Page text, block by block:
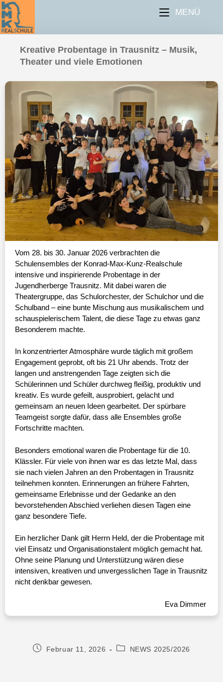
MENÜ
Kreative Probentage in Trausnitz – Musik,
Theater und viele Emotionen
Vom 28. bis 30. Januar 2026 verbrachten die
Schulensembles der Konrad-Max-Kunz-Realschule
intensive und inspirierende Probentage in der
Jugendherberge Trausnitz. Mit dabei waren die
Theatergruppe, das Schulorchester, der Schulchor und die
Schulband – eine bunte Mischung aus musikalischem und
schauspielerischem Talent, die diese Tage zu etwas ganz
Besonderem machte.
In konzentrierter Atmosphäre wurde täglich mit großem
Engagement geprobt, oft bis 21 Uhr abends. Trotz der
langen und anstrengenden Tage zeigten sich die
Schülerinnen und Schüler durchweg fleißig, produktiv und
kreativ. Es wurde gefeilt, ausprobiert, gelacht und
gemeinsam an neuen Ideen gearbeitet. Der spürbare
Teamgeist sorgte dafür, dass alle Ensembles große
Fortschritte machten.
Besonders emotional waren die Probentage für die 10.
Klässler. Für viele von ihnen war es das letzte Mal, dass
sie nach vielen Jahren an den Probentagen in Trausnitz
teilnehmen konnten. Erinnerungen an frühere Fahrten,
gemeinsame Erlebnisse und der Gedanke an den
bevorstehenden Abschied verliehen diesen Tagen eine
ganz besondere Tiefe.
Ein herzlicher Dank gilt Herrn Held, der die Probentage mit
viel Einsatz und Organisationstalent möglich gemacht hat.
Ohne seine Planung und Unterstützung wären diese
intensiven, kreativen und unvergesslichen Tage in Trausnitz
nicht denkbar gewesen.
Eva Dimmer
Februar 11, 2026 NEWS 2025/2026